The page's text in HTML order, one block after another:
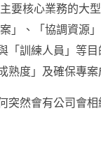
要核心業務的大
」、「協調資源
「訓練人員」等
熟度」及確保專
突然會有公司會